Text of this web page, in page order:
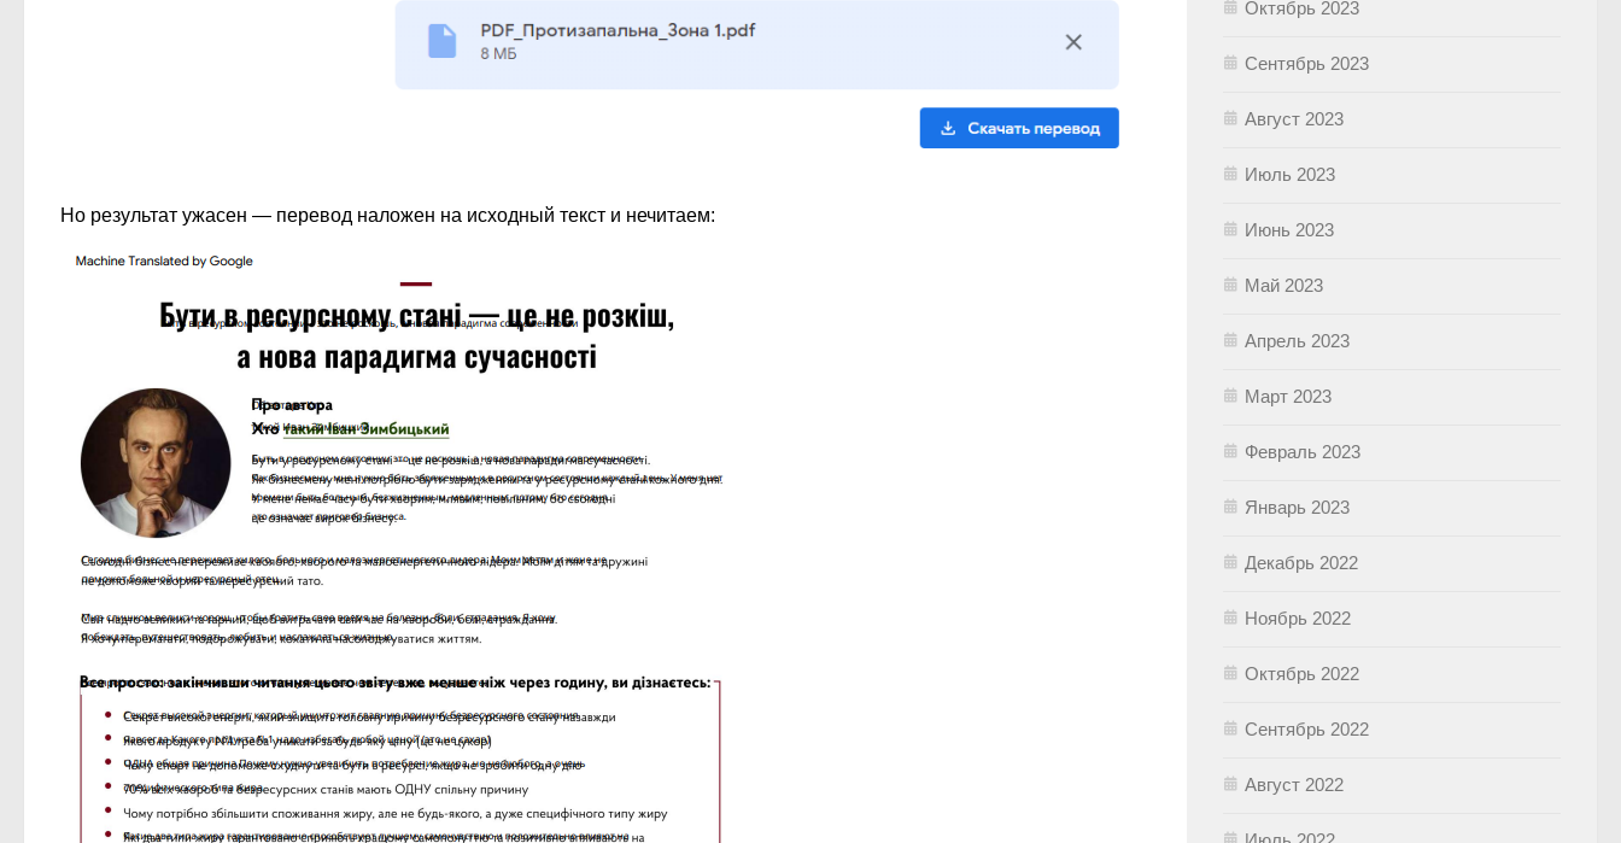
Но результат ужасен — перевод наложен на исходный текст и нечитаем:
Октябрь 2023
Сентябрь 2023
Август 2023
Июль 2023
Июнь 2023
Май 2023
Апрель 2023
Март 2023
Февраль 2023
Январь 2023
Декабрь 2022
Ноябрь 2022
Октябрь 2022
Сентябрь 2022
Август 2022